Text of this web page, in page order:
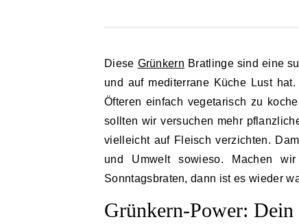
Diese Grünkern Bratlinge sind eine
und auf mediterrane Küche Lust
Öfteren einfach vegetarisch zu
sollten wir versuchen mehr
vielleicht auf Fleisch verzichten.
und Umwelt sowieso. Machen
Sonntagsbraten, dann ist es wieder
Grünkern-Power: Dein